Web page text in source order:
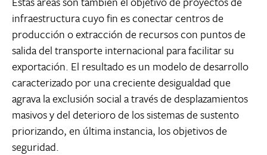
infraestructura cuyo fin es conectar centros de
producción o extracción de recursos con puntos de
salida del transporte internacional para facilitar su
exportación. El resultado es un modelo de desarrollo
caracterizado por una creciente desigualdad que
agrava la exclusión social a través de desplazamientos
masivos y del deterioro de los sistemas de sustento
priorizando, en última instancia, los objetivos de
seguridad.